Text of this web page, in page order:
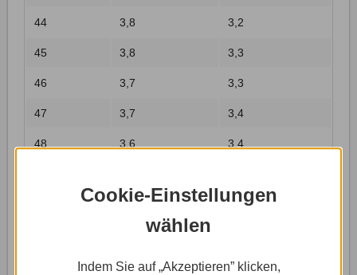
Cookie-Einstellungen
wählen
Indem Sie auf „Akzeptieren” klicken,
44 3,8 3,2
45 3,8 3,3
46 3,7 3,3
47 3,7 3,4
48 3,6 3,4
3,5 3,5
3,4 3,6